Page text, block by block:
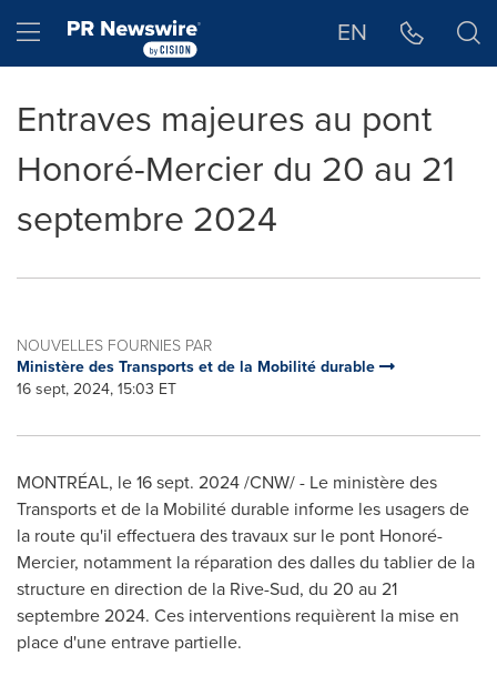
Hamburger menu EN
Entraves majeures au pont
Honoré-Mercier du 20 au 21
septembre 2024
NOUVELLES FOURNIES PAR
Ministère des Transports et de la Mobilité durable
16 sept, 2024, 15:03 ET
MONTRÉAL, le16 sept. 2024/CNW/ - Le ministère des
Transports et de la Mobilité durable informe les usagers de
la route qu'il effectuera des travaux sur le pont Honoré-
Mercier, notamment la réparation des dalles du tablier de la
structure en direction de la Rive-Sud, du 20 au 21
septembre 2024. Ces interventions requièrent la mise en
place d'une entrave partielle.